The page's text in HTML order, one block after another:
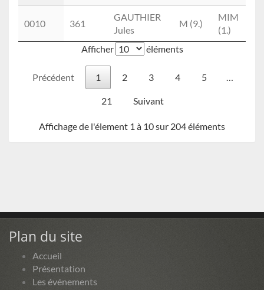
0010 361
GAUTHIER
Jules
M (9.)
MIM
(1.)
Afficher
éléments
Précédent 1 2 3 4 5 …
21 Suivant
Affichage de l'élement 1 à 10 sur 204 éléments
Plan du site
Accueil
Présentation
Les événements